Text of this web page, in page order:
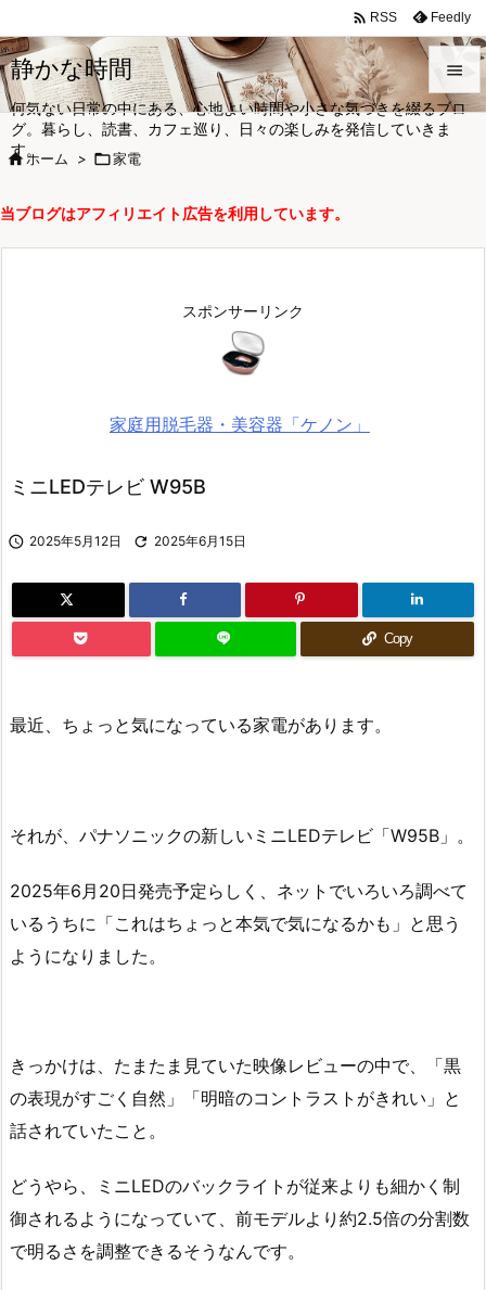
静かな時間
何気ない日常の中にある、心地よい時間や小さな気づきを綴るブロ
グ。暮らし、読書、カフェ巡り、日々の楽しみを発信していきま
す。


メニュ
前へ
 RSS Feedly
ホーム > 家電
当ブログはアフィリエイト広告を利用しています。
スポンサーリンク
家庭用脱毛器・美容器「ケノン」
ミニLEDテレビ W95B
 2025年5月12日  2025年6月15日
Copy
最近、ちょっと気になっている家電があります。
それが、パナソニックの新しいミニLEDテレビ「W95B」。
2025年6月20日発売予定らしく、ネットでいろいろ調べて
いるうちに「これはちょっと本気で気になるかも」と思う
ようになりました。
きっかけは、たまたま見ていた映像レビューの中で、「黒
の表現がすごく自然」「明暗のコントラストがきれい」と
話されていたこと。
どうやら、ミニLEDのバックライトが従来よりも細かく制
御されるようになっていて、前モデルより約2.5倍の分割数
で明るさを調整できるそうなんです。